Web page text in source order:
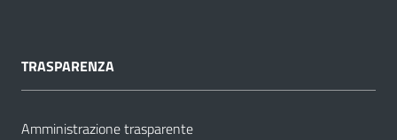
TRASPARENZA
Amministrazione trasparente